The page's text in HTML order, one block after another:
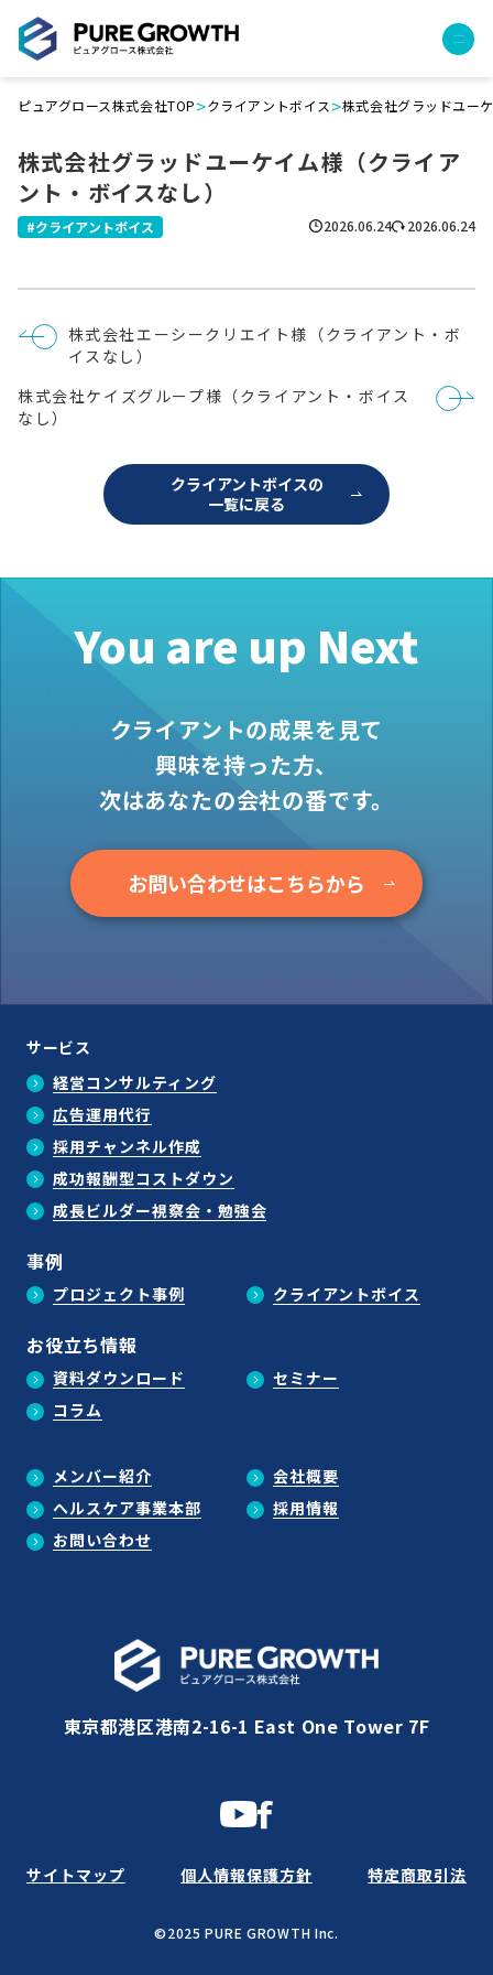
経営コンサルティング
PGハウス（住宅フランチャイズ）
広告運用代行
成功報酬型コストダウン
土地・顧客管理システム
事例
クライアントボイス
お役立ち情報
セミナー
メンバー紹介
お問い合わせ
資料ダウンロード
PGハウスについて
ピュアグロース株式会社TOP>クライアントボイス >株式会社グラッドユー
株式会社グラッドユーケイム様（クライア
ント・ボイスなし）
2026.06.24 2026.06.24
クライアントボイス
投
稿
ビ
ゲ
ー
株式会社エーシークリエイト様（クライアント・ボ
イスなし）
株式会社ケイズグループ様（クライアント・ボイス
なし）
クライアントボイスの
一覧に戻る
You are up Next
クライアントの成果を見て
興味を持った方、
次はあなたの会社の番です。
お問い合わせはこちらから
サービス
経営コンサルティング
広告運用代行
採用チャンネル作成
成功報酬型コストダウン
成長ビルダー視察会・勉強会
事例
プロジェクト事例 クライアントボイス
お役立ち情報
資料ダウンロード
セミナー
コラム
メンバー紹介
会社概要
ヘルスケア事業本部
採用情報
お問い合わせ
東京都港区港南2-16-1 East One Tower 7F
©2025 PURE GROWTH Inc.
サイトマップ 個人情報保護方針 特定商取引法